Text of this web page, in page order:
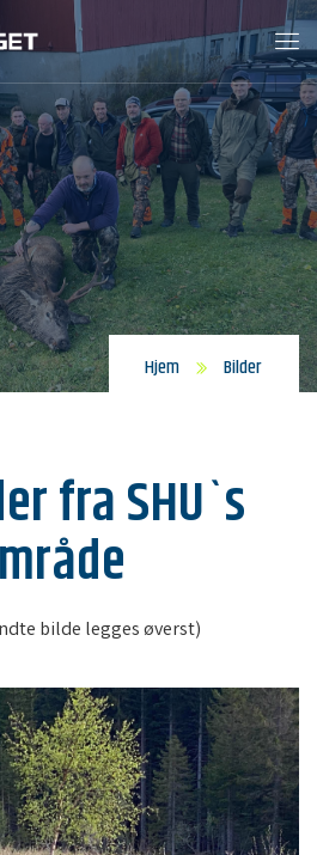
Hjem Bilder
fra SHU`s
bilde legges øverst)